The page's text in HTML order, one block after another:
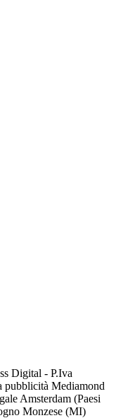
Digital - P.Iva
pubblicità Mediamond
Amsterdam (Paesi
Monzese (MI)